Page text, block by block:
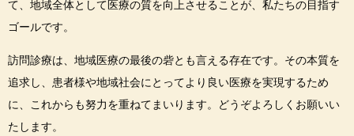
て、地域全体として医療の質を向上させることが、私たちの目指す
ゴールです。
訪問診療は、地域医療の最後の砦とも言える存在です。その本質を
追求し、患者様や地域社会にとってより良い医療を実現するため
に、これからも努力を重ねてまいります。どうぞよろしくお願いい
たします。